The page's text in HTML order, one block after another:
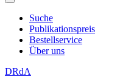
Suche
Publikationspreis
Bestellservice
Über uns
DRdA